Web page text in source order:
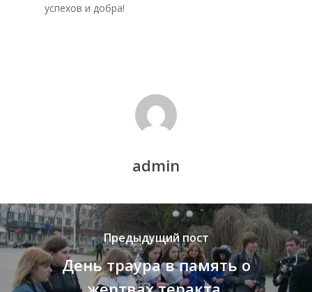
успехов и добра!
admin
Предыдущий пост
День траура в память о